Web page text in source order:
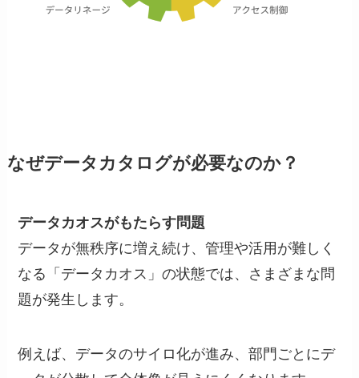
なぜデータカタログが必要なのか？
データカオスがもたらす問題
データが無秩序に増え続け、管理や活用が難しく
なる「データカオス」の状態では、さまざまな問
題が発生します。
例えば、データのサイロ化が進み、部門ごとにデ